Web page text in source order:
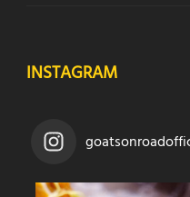
INSTAGRAM